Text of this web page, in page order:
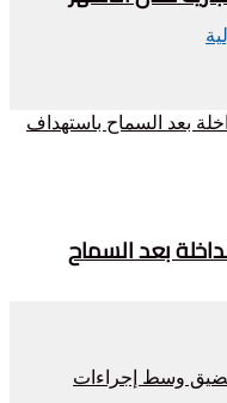
بعد السماح